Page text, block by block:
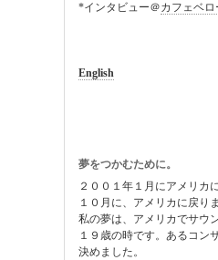
*インタビュー＠カフェベロ
English
夢をつかむために。
２００１年１月にアメリカ
１０月に、アメリカに戻り
私の夢は、アメリカでサウ
１９歳の時です。あるコン
決めました。